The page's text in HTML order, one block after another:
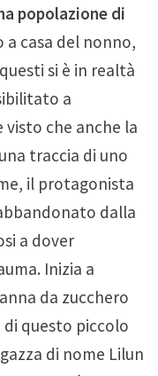
popolazione di
a casa del nonno,
si è in realtà
a
che anche la
traccia di uno
il protagonista
dalla
a dover
Inizia a
da zucchero
questo piccolo
di nome Lilun